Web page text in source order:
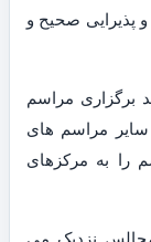
و پذیرایی صحیح و
برگزاری مراسم
مراسم های
را به مرکزهای
نزدیک می